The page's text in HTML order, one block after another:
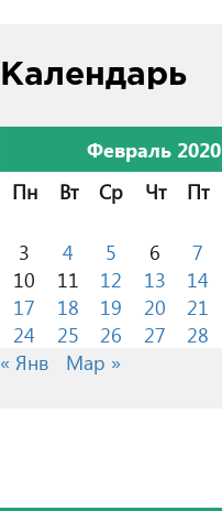
Календарь
Февраль 2020
Пн
Вт Ср Чт Пт
3
4 5 6 7
10
11 12 13 14
17
18 19 20 21
24
25 26 27 28
« Янв
Мар »